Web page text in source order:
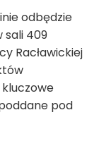
odbędzie
sali 409
Racławickiej
pod